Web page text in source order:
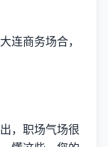
连商务场合，
，职场气场很